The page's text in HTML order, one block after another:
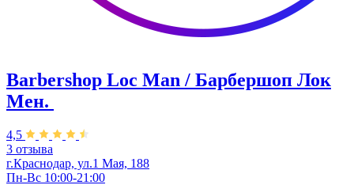
Barbershop Loc Man / Барбершоп Лок
Мен. ​
4,5
3 отзыва
г.Краснодар, ул.1 Мая, 188
Пн-Вс 10:00-21:00